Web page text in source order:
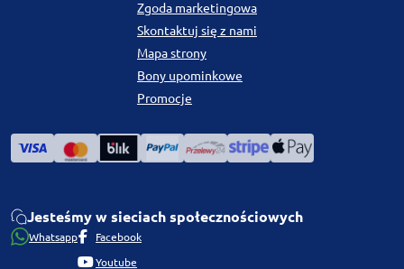
Zgoda marketingowa
Skontaktuj się z nami
Mapa strony
Bony upominkowe
Promocje
Jesteśmy w sieciach społecznościowych
Whatsapp Facebook
Youtube